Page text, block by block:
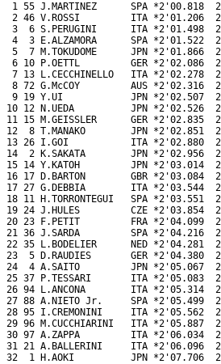
1 55 J.MARTINEZ      SPA
2 46 V.ROSSI         ITA *2'01.206
3  6 S.PERUGINI      ITA
4  3 E.ALZAMORA      SPA *2'01.522
5  7 M.TOKUDOME      JPN
6 10 P.OETTL         GER
7 13 L.CECCHINELLO   ITA *2'02.278
8 72 G.McCOY         AUS
9 19 Y.UI            JPN *2'02.507
10 12 N.UEDA          JPN *2'02.526
11 15 M.GEISSLER      GER
12  8 T.MANAKO        JPN *2'02.851
13 26 I.GOI           ITA *2'02.880
14  2 K.SAKATA        JPN *2'02.956
15 14 Y.KATOH         JPN *2'03.014
16 17 D.BARTON        GBR
17 27 G.DEBBIA        ITA *2'03.544
18 11 H.TORRONTEGUI   SPA
19 24 J.HULES         CZE *2'03.854
20 23 F.PETIT         FRA *2'04.099
21 36 J.SARDA         SPA *2'04.216
22 35 L.BODELIER      NED *2'04.281
23  5 D.RAUDIES       GER *2'04.380
24  4 A.SAITO         JPN *2'05.067
25 37 P.TESSARI       ITA *2'05.083
26 94 L.ANCONA        ITA *2'05.314
27 88 A.NIETO Jr.     SPA *2'05.499
28 95 I.CREMONINI     ITA *2'05.562
29 96 M.CUCCHIARINI   ITA
30 97 A.ZAPPA         ITA *2'06.034
31 21 A.BALLERINI     ITA
32  1 H.AOKI          JPN *2'07.706